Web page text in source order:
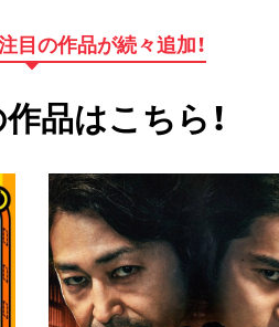
目の作品が続々追加！
品はこちら！